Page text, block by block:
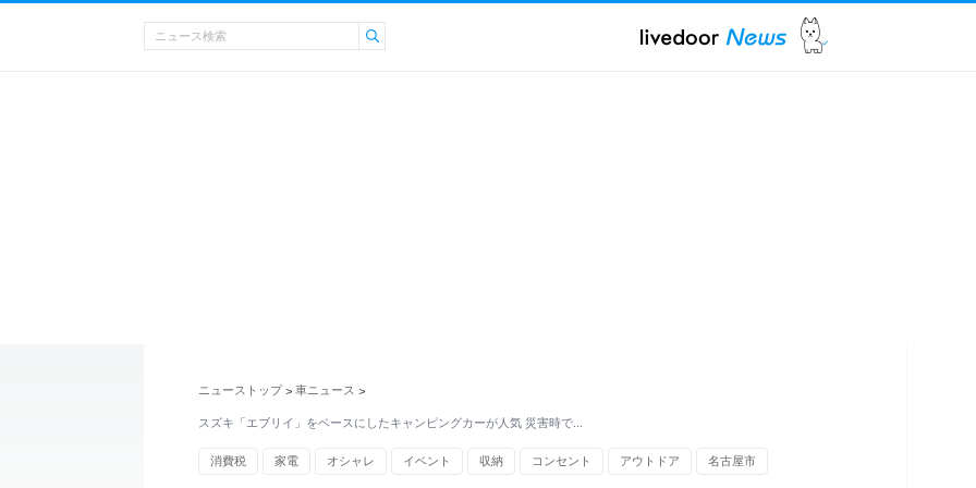
ニューストップ > 車ニュース >
スズキ「エブリイ」をベースにしたキャンピングカーが人気 災害時で…
消費税 家電 オシャレ イベント 収納 コンセント アウトドア 名古屋市